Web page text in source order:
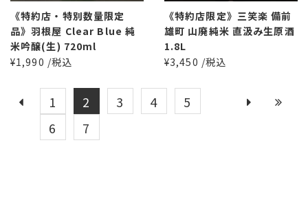
《特約店・特別数量限定
品》羽根屋 Clear Blue 純
米吟醸(生) 720ml
¥1,990 /税込
《特約店限定》三笑楽 備前
雄町 山廃純米 直汲み生原酒
1.8L
¥3,450 /税込
1 2 3 4
5
6
7